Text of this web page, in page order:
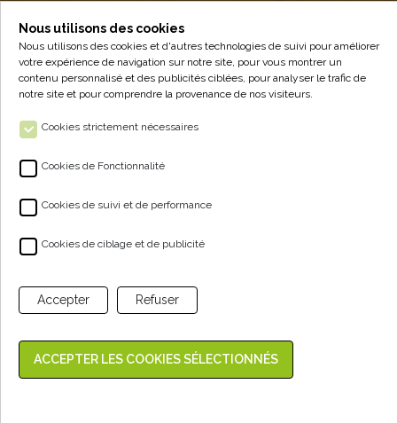
• Jeudi : 17h - 19h
• Vendredi : 14h - 19h
• Samedi : 9h - 12h30
ALPA - VENTE À LA FERME
ESPACE CLIENT
Nous utilisons des cookies
Nous utilisons des cookies et d'autres technologies de suivi pour améliorer
votre expérience de navigation sur notre site, pour vous montrer un
contenu personnalisé et des publicités ciblées, pour analyser le trafic de
notre site et pour comprendre la provenance de nos visiteurs.
Cookies strictement nécessaires
Cookies de Fonctionnalité
Cookies de suivi et de performance
Cookies de ciblage et de publicité
Accepter Refuser